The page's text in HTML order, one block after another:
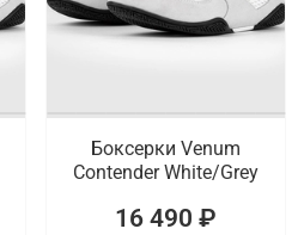
Боксерки Venum
Contender White/Grey
16 490 ₽